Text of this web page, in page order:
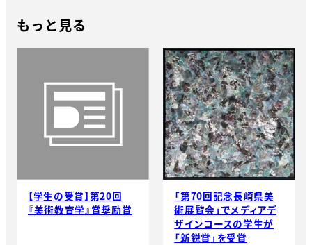
もっと見る
【学生の受賞】第20回
『美術教育学』賞奨励賞
「第70回記念長崎県美
術展覧会」でメディアデ
ザインコースの学生が
「新鋭賞」を受賞